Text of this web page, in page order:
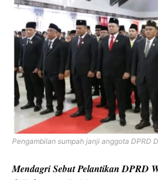
Pengambilan sumpah janji anggota DPRD
Mendagri Sebut Pelantikan DPRD